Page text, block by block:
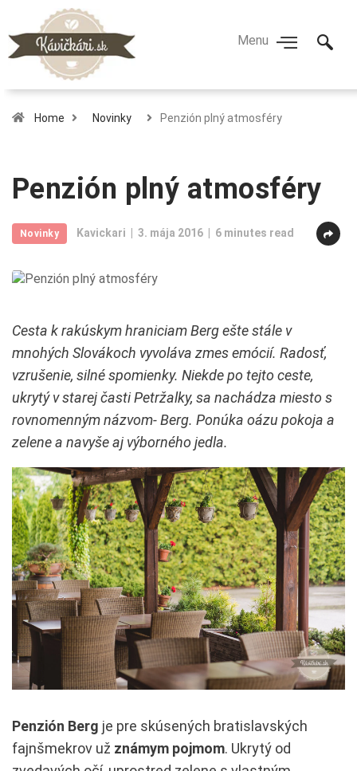
Home Novinky Penzión plný atmosféry
Penzión plný atmosféry
Novinky Kavickari 3. mája 2016 6 minutes read
Cesta k rakúskym hraniciam Berg ešte stále v
mnohých Slovákoch vyvoláva zmes emócií. Radosť,
vzrušenie, silné spomienky. Niekde po tejto ceste,
ukrytý v starej časti Petržalky, sa nachádza miesto s
rovnomenným názvom- Berg. Ponúka oázu pokoja a
zelene a navyše aj výborného jedla.
Penzión Berg je pre skúsených bratislavských
fajnšmekrov už známym pojmom. Ukrytý od